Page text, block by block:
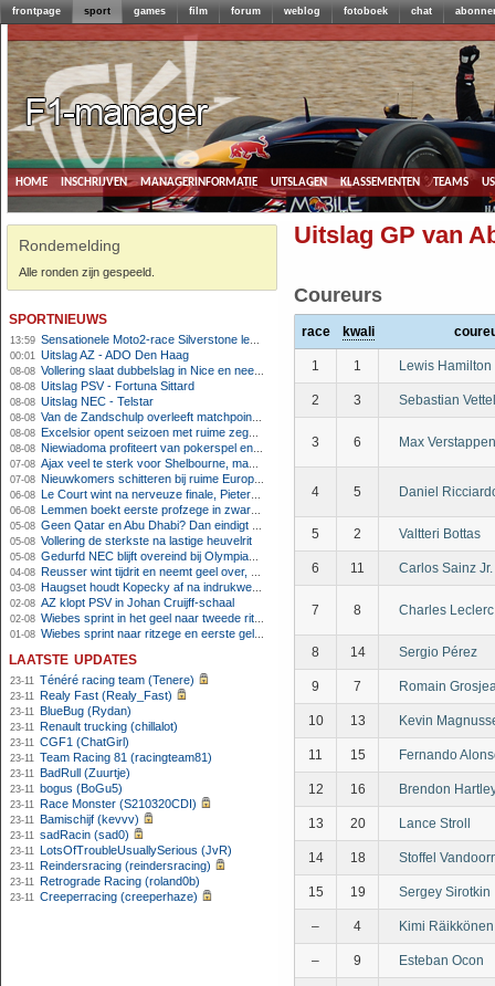
frontpage sport games film forum weblog fotoboek chat
home inschrijven managerinformatie uitslagen klassementen teams
Rondemelding
Alle ronden zijn gespeeld.
sportnieuws
13:59 Sensationele Moto2-race Silverstone levert nieuwe winnaar op, Nederlanders buiten de punten
00:01 Uitslag AZ - ADO Den Haag
08-08 Vollering slaat dubbelslag in Nice en neemt geel over
08-08 Uitslag PSV - Fortuna Sittard
08-08 Uitslag NEC - Telstar
08-08 Van de Zandschulp overleeft matchpoints, ook Griekspoor verder in Montreal
08-08 Excelsior opent seizoen met ruime zege op promovendus Cambuur
08-08 Niewiadoma profiteert van pokerspel en grijpt geel op Ventoux
07-08 Ajax veel te sterk voor Shelbourne, maar houdt schade beperkt
07-08 Nieuwkomers schitteren bij ruime Europese zege FC Twente
06-08 Le Court wint na nerveuze finale, Pieterse derde
06-08 Lemmen boekt eerste profzege in zware Ronde van Polen-rit
05-08 Geen Qatar en Abu Dhabi? Dan eindigt Formule 1-seizoen mogelijk in Europa
05-08 Vollering de sterkste na lastige heuvelrit
05-08 Gedurfd NEC blijft overeind bij Olympiakos
04-08 Reusser wint tijdrit en neemt geel over, Nooijen knap tweede
03-08 Haugset houdt Kopecky af na indrukwekkende solo van 86 kilometer
02-08 AZ klopt PSV in Johan Cruijff-schaal
02-08 Wiebes sprint in het geel naar tweede ritzege
01-08 Wiebes sprint naar ritzege en eerste gele trui in Tour Femmes
laatste updates
23-11 Ténéré racing team (Tenere)
23-11 Realy Fast (Realy_Fast)
23-11 BlueBug (Rydan)
23-11 Renault trucking (chillalot)
23-11 CGF1 (ChatGirl)
23-11 Team Racing 81 (racingteam81)
23-11 BadRull (Zuurtje)
23-11 bogus (BoGu5)
23-11 Race Monster (S210320CDI)
23-11 Bamischijf (kevvv)
23-11 sadRacin (sad0)
23-11 LotsOfTroubleUsuallySerious (JvR)
23-11 Reindersracing (reindersracing)
23-11 Retrograde Racing (roland0b)
23-11 Creeperracing (creeperhaze)
Uitslag GP van
Coureurs
race kwali
1 1 Lewis Hamilton
2 3 Sebastian Vettel
3 6 Max Verstappen
4 5 Daniel
5 2 Valtteri Bottas
6 11 Carlos Sainz Jr.
7 8 Charles Leclerc
8 14 Sergio Pérez
9 7 Romain
10 13 Kevin
11 15 Fernando
12 16 Brendon
13 20 Lance Stroll
14 18 Stoffel
15 19 Sergey Sirotkin
– 4 Kimi Räikkönen
– 9 Esteban Ocon